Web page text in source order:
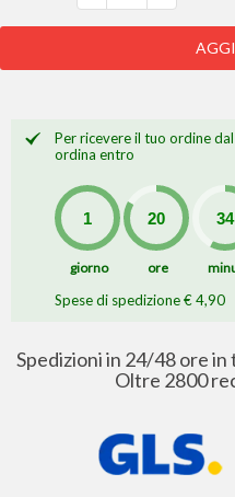
Per ricevere il tuo ordine
ordina entro
giorno ore
Spese di spedizione € 4,90
Spedizioni in 24/48 ore
Oltre 2800